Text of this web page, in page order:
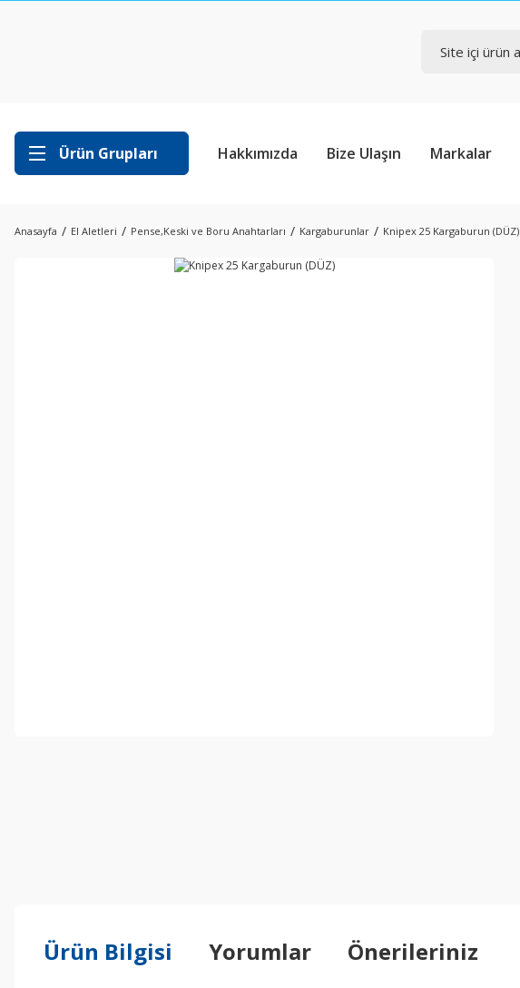
Ürün Grupları Hakkımızda Bize Ulaşın Markalar
Anasayfa El Aletleri Pense,Keski ve Boru Anahtarları Kargaburunlar Knipex 25 Kargaburun (DÜZ)
Ürün Bilgisi Yorumlar Önerileriniz